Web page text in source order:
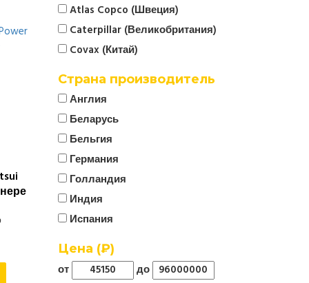
Atlas Copco (Швеция)
Caterpillar (Великобритания)
Covax (Китай)
Cummins (Великобритания)
Denyo (Япония)
ELCOS (Италия)
EMSA (Турция)
Energo
EUROPOWER (Бельгия)
FG Wilson (Великобритания)
FOGO (Польша)
Fregat
Страна производитель
Англия
Беларусь
Бельгия
Германия
Голландия
Индия
Испания
Италия
Китай
Цена (₽)
от до